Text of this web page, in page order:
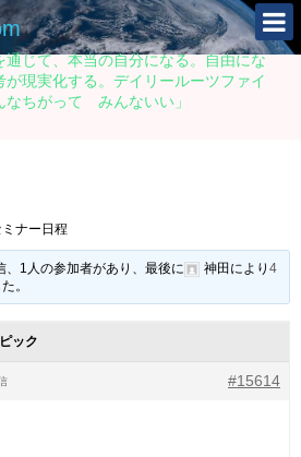
じて、本当の自分になる。自由にな
現実化する。デイリールーツファイ
ちがって みんないい」
ナー日程
、1人の参加者があり、最後に 神田 により4
。
ピック
#15614